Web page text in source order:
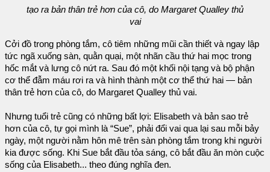
tạo ra bản thân trẻ hơn của cô, do Margaret Qualley thủ
vai
Cởi đồ trong phòng tắm, cô tiêm những mũi cần thiết và ngay lập
tức ngã xuống sàn, quằn quại, một nhãn cầu thứ hai mọc trong
hốc mắt và lưng cô nứt ra. Sau đó một khối nội tạng và bộ phận
cơ thể đẫm máu rơi ra và hình thành một cơ thể thứ hai — bản
thân trẻ hơn của cô, do Margaret Qualley thủ vai.
Nhưng tuổi trẻ cũng có những bất lợi: Elisabeth và bản sao trẻ
hơn của cô, tự gọi mình là “Sue”, phải đổi vai qua lại sau mỗi bảy
ngày, một người nằm hôn mê trên sàn phòng tắm trong khi người
kia được sống. Khi Sue bắt đầu tỏa sáng, cô bắt đầu ăn mòn cuộc
sống của Elisabeth... theo đúng nghĩa đen.